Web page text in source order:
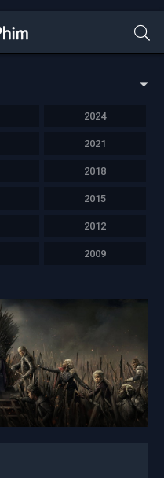
2024
2021
2018
2015
2012
2009